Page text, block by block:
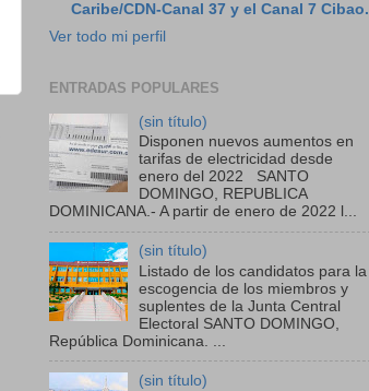
Caribe/CDN-Canal 37 y el Canal 7 Cibao.
Ver todo mi perfil
ENTRADAS POPULARES
(sin título)
Disponen nuevos aumentos en
tarifas de electricidad desde
enero del 2022 SANTO
DOMINGO, REPUBLICA
DOMINICANA.- A partir de enero de 2022 l...
(sin título)
Listado de los candidatos para la
escogencia de los miembros y
suplentes de la Junta Central
Electoral SANTO DOMINGO,
República Dominicana. ...
(sin título)